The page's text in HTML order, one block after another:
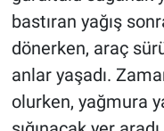
bastıran yağış
dönerken, araç
anlar yaşadı.
olurken, yağmura